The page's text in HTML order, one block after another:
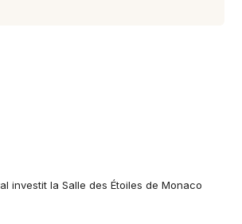
investit la Salle des Étoiles de Monaco